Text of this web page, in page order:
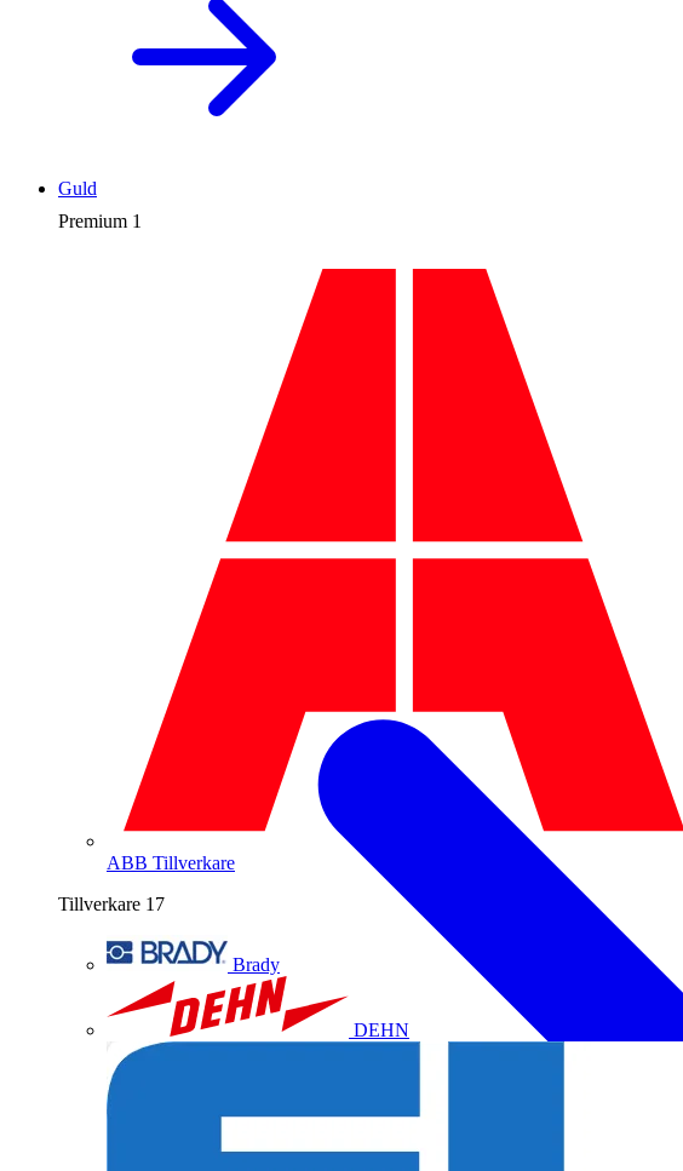
Premium 1
ABB Tillverkare
Tillverkare 17
Brady
DEHN
Guld